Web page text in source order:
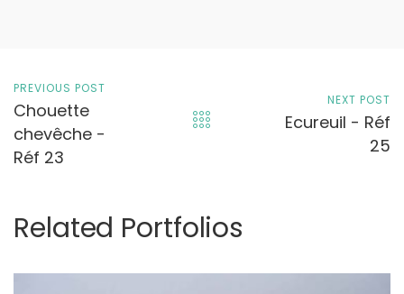
PREVIOUS POST
Chouette
chevêche -
Réf 23
NEXT POST
Ecureuil - Réf
25
Related Portfolios